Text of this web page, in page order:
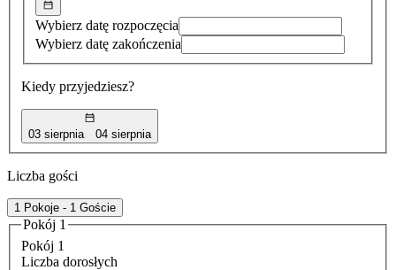
Wybierz datę rozpoczęcia
Wybierz datę zakończenia
Kiedy przyjedziesz?
03 sierpnia 04 sierpnia
Liczba gości
1 Pokoje - 1 Goście
Pokój 1
Pokój 1
Liczba dorosłych